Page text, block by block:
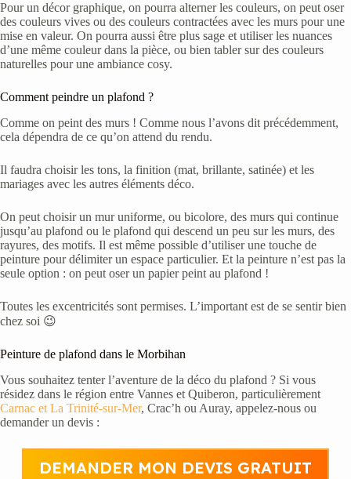
Pour un décor graphique, on pourra alterner les couleurs, on peut oser
des couleurs vives ou des couleurs contractées avec les murs pour une
mise en valeur. On pourra aussi être plus sage et utiliser les nuances
d’une même couleur dans la pièce, ou bien tabler sur des couleurs
naturelles pour une ambiance cosy.
Comment peindre un plafond ?
Comme on peint des murs ! Comme nous l’avons dit précédemment,
cela dépendra de ce qu’on attend du rendu.
Il faudra choisir les tons, la finition (mat, brillante, satinée) et les
mariages avec les autres éléments déco.
On peut choisir un mur uniforme, ou bicolore, des murs qui continue
jusqu’au plafond ou le plafond qui descend un peu sur les murs, des
rayures, des motifs. Il est même possible d’utiliser une touche de
peinture pour délimiter un espace particulier. Et la peinture n’est pas la
seule option : on peut oser un papier peint au plafond !
Toutes les excentricités sont permises. L’important est de se sentir bien
chez soi 😉
Peinture de plafond dans le Morbihan
Vous souhaitez tenter l’aventure de la déco du plafond ? Si vous
résidez dans le région entre Vannes et Quiberon, particulièrement
Carnac et La Trinité-sur-Mer, Crac’h ou Auray, appelez-nous ou
demander un devis :
DEMANDER MON DEVIS GRATUIT